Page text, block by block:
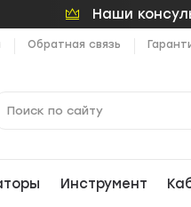
Наши
Обратная связь
Инструмент